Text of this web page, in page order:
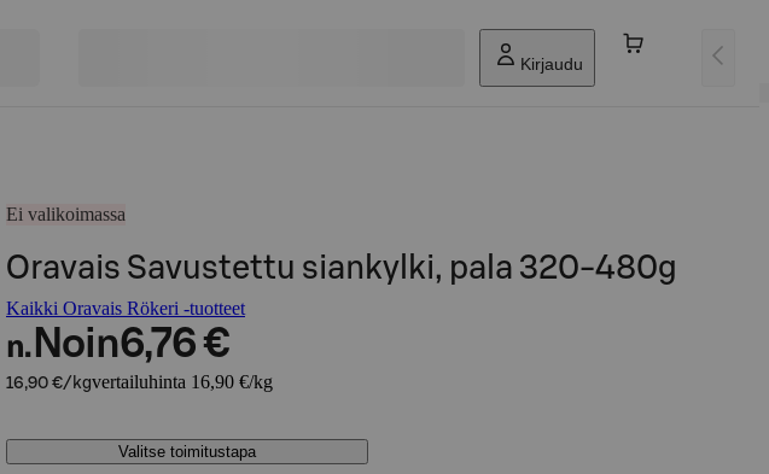
Kirjaudu
Ei valikoimassa
Oravais Savustettu siankylki, pala 320-480g
Kaikki Oravais Rökeri -tuotteet
n. Noin6,76 €
16,90 €/kgvertailuhinta 16,90 €/kg
Valitse toimitustapa